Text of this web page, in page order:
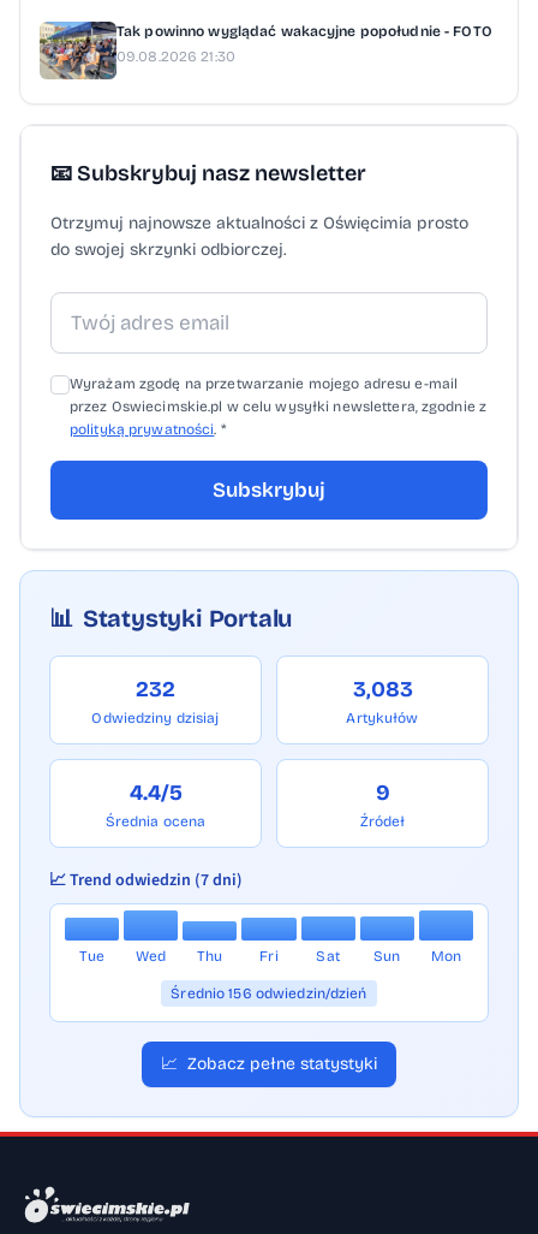
Publiczny Zakład Opieki Zdrowotnej
Ministerstwa Spraw Wewnętrznych
i Administracji w Krakowie. Organizatorzy
podkreślają, że akcja ma przełożyć wiedzę
na konkretne umiejętności. Chodzi o to, aby
wezwać pomoc i rozpocząć działania, zanim
Program OLiOC budujemy realną odporność
społeczeństwa. Akademia OLiOC przekłada
teoretyczną wiedzę na praktyczne
umiejętności. Jej nadrzędnym celem jest
przygotowanie każdego obywatela do
skutecznego reagowania w sytuacjach
kryzysowych” - mówi wojewoda małopolski
Krzysztof Jan Klęczar. Krajowy Trening
Ochrony Ludności i Obrony Cywilnej,
programu edukacji powszechnej
realizowanego przez MSWiA w ramach
wdrażania nowych rozwiązań dotyczących
ochrony ludności i obrony cywilnej.
Fot. Małopolski Urząd Wojewódzki
w Krakowie
Tak powinno wyglądać wakacyjne popołudnie - FOTO
09.08.2026 21:30
📧 Subskrybuj nasz newsletter
Otrzymuj najnowsze aktualności z Oświęcimia prosto
do swojej skrzynki odbiorczej.
Wyrażam zgodę na przetwarzanie mojego adresu e-mail
przez Oswiecimskie.pl w celu wysyłki newslettera, zgodnie z
polityką prywatności. *
Subskrybuj
📊 Statystyki Portalu
232
Odwiedziny dzisiaj
3,083
Artykułów
4.4/5
Średnia ocena
9
Źródeł
📈 Trend odwiedzin (7 dni)
Tue Wed Thu Fri Sat Sun Mon
Średnio 156 odwiedzin/dzień
📈 Zobacz pełne statystyki